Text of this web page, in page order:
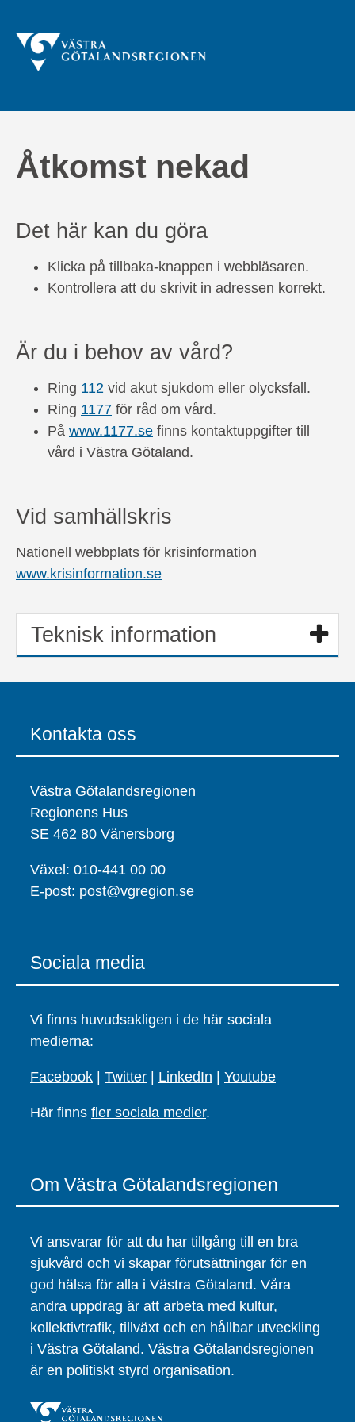
Åtkomst nekad
Det här kan du göra
Klicka på tillbaka-knappen i webbläsaren.
Kontrollera att du skrivit in adressen korrekt.
Är du i behov av vård?
Ring 112 vid akut sjukdom eller olycksfall.
Ring 1177 för råd om vård.
På www.1177.se finns kontaktuppgifter till
vård i Västra Götaland.
Vid samhällskris
Nationell webbplats för krisinformation
www.krisinformation.se
Teknisk information
Kontakta oss
Västra Götalandsregionen
Regionens Hus
SE 462 80 Vänersborg
Växel: 010-441 00 00
E-post: post@vgregion.se
Sociala media
Vi finns huvudsakligen i de här sociala
medierna:
Facebook Twitter LinkedIn Youtube
Här finns fler sociala medier.
Om Västra Götalandsregionen
Vi ansvarar för att du har tillgång till en bra
sjukvård och vi skapar förutsättningar för en
god hälsa för alla i Västra Götaland. Våra
andra uppdrag är att arbeta med kultur,
kollektivtrafik, tillväxt och en hållbar utveckling
i Västra Götaland. Västra Götalandsregionen
är en politiskt styrd organisation.